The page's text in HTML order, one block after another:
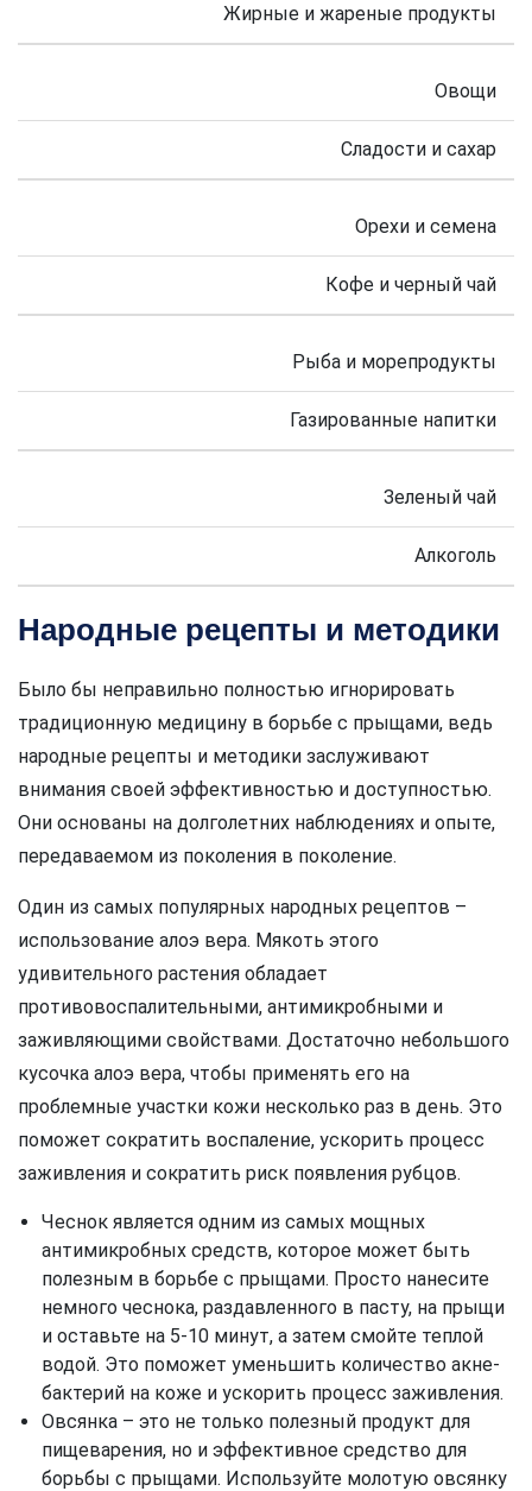
Жирные и жареные продукты
Овощи
Сладости и сахар
Орехи и семена
Кофе и черный чай
Рыба и морепродукты
Газированные напитки
Зеленый чай
Алкоголь
Народные рецепты и методики
Было бы неправильно полностью игнорировать
традиционную медицину в борьбе с прыщами, ведь
народные рецепты и методики заслуживают
внимания своей эффективностью и доступностью.
Они основаны на долголетних наблюдениях и опыте,
передаваемом из поколения в поколение.
Один из самых популярных народных рецептов –
использование алоэ вера. Мякоть этого
удивительного растения обладает
противовоспалительными, антимикробными и
заживляющими свойствами. Достаточно небольшого
кусочка алоэ вера, чтобы применять его на
проблемные участки кожи несколько раз в день. Это
поможет сократить воспаление, ускорить процесс
заживления и сократить риск появления рубцов.
Чеснок является одним из самых мощных
антимикробных средств, которое может быть
полезным в борьбе с прыщами. Просто нанесите
немного чеснока, раздавленного в пасту, на прыщи
и оставьте на 5-10 минут, а затем смойте теплой
водой. Это поможет уменьшить количество акне-
бактерий на коже и ускорить процесс заживления.
Овсянка – это не только полезный продукт для
пищеварения, но и эффективное средство для
борьбы с прыщами. Используйте молотую овсянку